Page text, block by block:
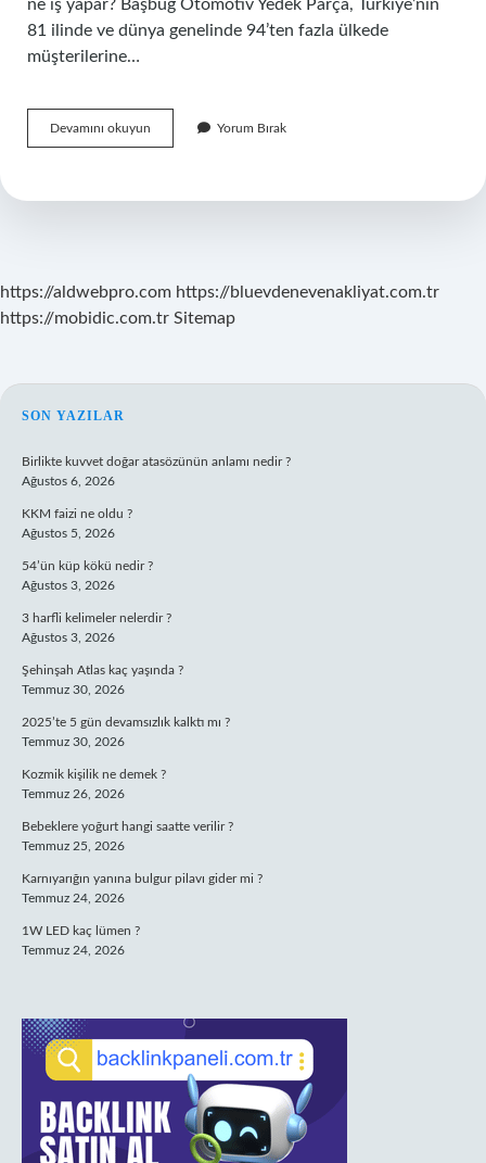
ne iş yapar? Başbuğ Otomotiv Yedek Parça, Türkiye’nin
81 ilinde ve dünya genelinde 94’ten fazla ülkede
müşterilerine…
Devamını okuyun
Başbuğ
Yapar
Yorum Bırak
https://aldwebpro.com https://bluevdenevenakliyat.com.tr
https://mobidic.com.tr Sitemap
SIDEBAR
SON YAZILAR
Birlikte kuvvet doğar atasözünün anlamı nedir ?
Ağustos 6, 2026
KKM faizi ne oldu ?
Ağustos 5, 2026
54’ün küp kökü nedir ?
Ağustos 3, 2026
3 harfli kelimeler nelerdir ?
Ağustos 3, 2026
Şehinşah Atlas kaç yaşında ?
Temmuz 30, 2026
2025’te 5 gün devamsızlık kalktı mı ?
Temmuz 30, 2026
Kozmik kişilik ne demek ?
Temmuz 26, 2026
Bebeklere yoğurt hangi saatte verilir ?
Temmuz 25, 2026
Karnıyarığın yanına bulgur pilavı gider mi ?
Temmuz 24, 2026
1W LED kaç lümen ?
Temmuz 24, 2026